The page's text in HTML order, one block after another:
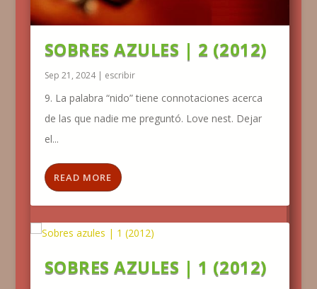
SOBRES AZULES | 2 (2012)
Sep 21, 2024| escribir
9. La palabra “nido” tiene connotaciones acerca
de las que nadie me preguntó. Love nest. Dejar
el...
READ MORE
SOBRES AZULES | 1 (2012)